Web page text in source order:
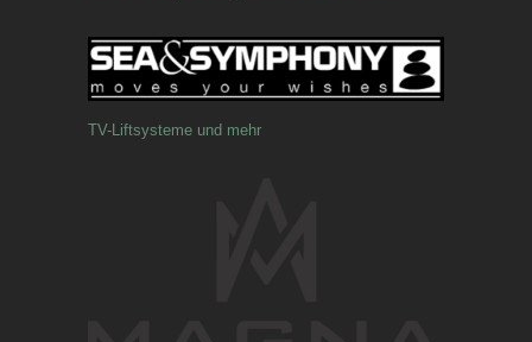
TV-Liftsysteme und mehr